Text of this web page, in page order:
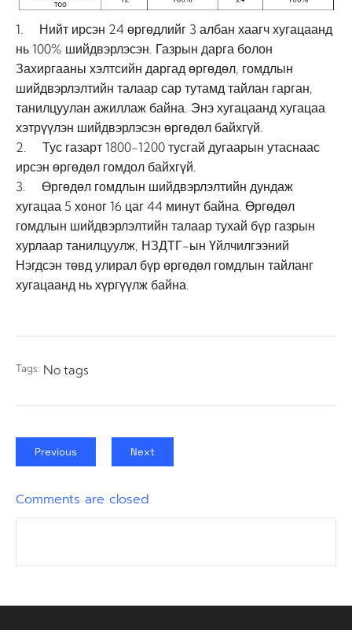
1. Нийт ирсэн 24 өргөдлийг 3 албан хаагч хугацаанд
нь 100% шийдвэрлэсэн. Газрын дарга болон
Захиргааны хэлтсийн даргад өргөдөл, гомдлын
шийдвэрлэлтийн талаар сар тутамд тайлан гарган,
танилцуулан ажиллаж байна. Энэ хугацаанд хугацаа
хэтрүүлэн шийдвэрлэсэн өргөдөл байхгүй.
2. Тус газарт 1800-1200 тусгай дугаарын утаснаас
ирсэн өргөдөл гомдол байхгүй.
3. Өргөдөл гомдлын шийдвэрлэлтийн дундаж
хугацаа 5 хоног 16 цаг 44 минут байна. Өргөдөл
гомдлын шийдвэрлэлтийн талаар тухай бүр газрын
хурлаар танилцуулж, НЗДТГ-ын Үйлчилгээний
Нэгдсэн төвд улирал бүр өргөдөл гомдлын тайланг
хугацаанд нь хүргүүлж байна.
Tags: No tags
Previous Next
Comments are closed